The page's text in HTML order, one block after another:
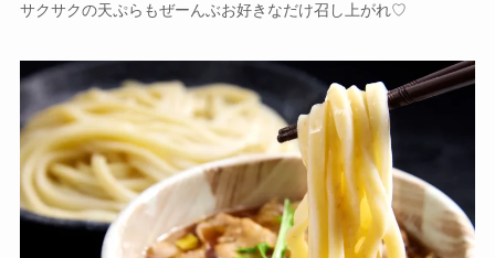
サクサクの天ぷらもぜーんぶお好きなだけ召し上がれ♡